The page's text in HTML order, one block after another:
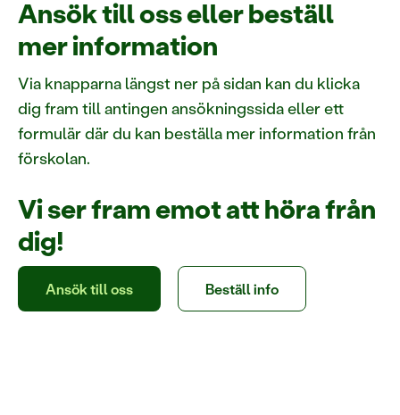
Ansök till oss eller beställ
mer information
Via knapparna längst ner på sidan kan du klicka
dig fram till antingen ansökningssida eller ett
formulär där du kan beställa mer information från
förskolan.
Vi ser fram emot att höra från
dig!
Ansök till oss Beställ info